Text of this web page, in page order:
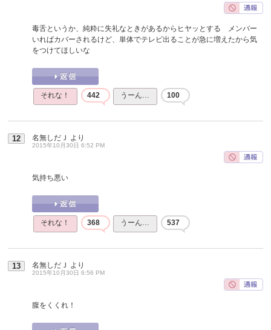
毒舌というか、純粋に失礼なときがあるからヒヤッとする メンバー
いればカバーされるけど、単体でテレビ出ることが急に増えたから気
をつけてほしいな
それな！ 442 うーん… 100
12 名無しだＪ より
2015年10月30日 6:52 PM
気持ち悪い
それな！ 368 うーん… 537
13 名無しだＪ より
2015年10月30日 6:56 PM
腹をくくれ！